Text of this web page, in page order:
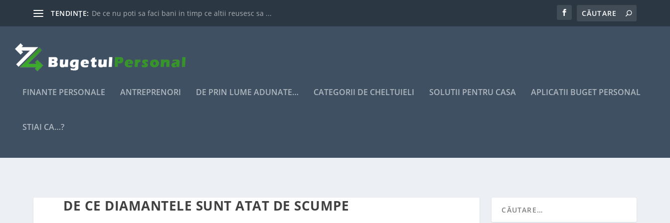
TENDINȚE: De ce nu poti sa faci bani in timp ce altii reusesc sa ...
FINANTE PERSONALE ANTREPRENORI DE PRIN LUME ADUNATE… CATEGORII DE CHELTUIELI SOLUTII PENTRU CASA APLICATII BUGET PERSONAL
STIAI CA…?
DE CE DIAMANTELE SUNT ATAT DE SCUMPE